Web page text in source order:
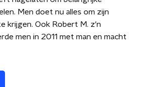
Men doet nu alles om zijn
krijgen. Ook Robert M. z'n
men in 2011 met man en macht